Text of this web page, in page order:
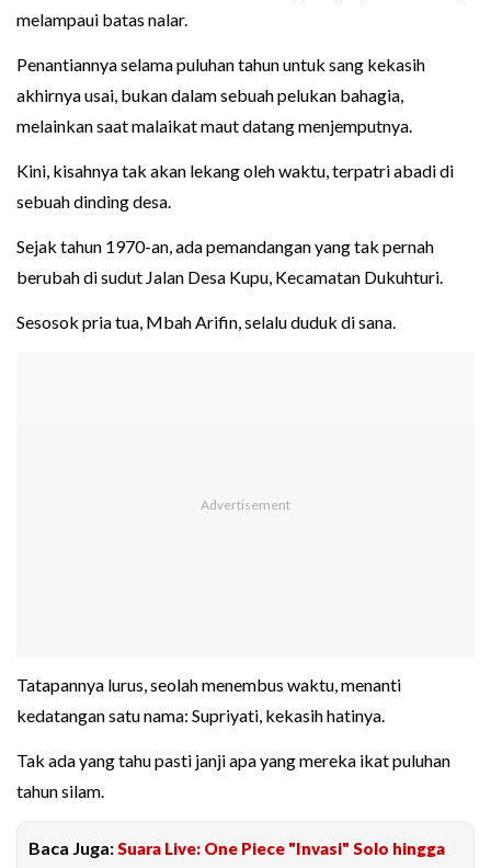
melampaui batas nalar.
Penantiannya selama puluhan tahun untuk sang kekasih
akhirnya usai, bukan dalam sebuah pelukan bahagia,
melainkan saat malaikat maut datang menjemputnya.
Kini, kisahnya tak akan lekang oleh waktu, terpatri abadi di
sebuah dinding desa.
Sejak tahun 1970-an, ada pemandangan yang tak pernah
berubah di sudut Jalan Desa Kupu, Kecamatan Dukuhturi.
Sesosok pria tua, Mbah Arifin, selalu duduk di sana.
Tatapannya lurus, seolah menembus waktu, menanti
kedatangan satu nama: Supriyati, kekasih hatinya.
Tak ada yang tahu pasti janji apa yang mereka ikat puluhan
tahun silam.
Baca Juga:Suara Live: One Piece "Invasi" Solo hingga